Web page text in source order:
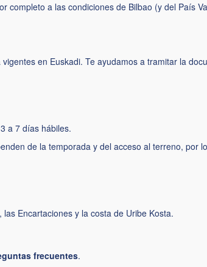
completo a las condiciones de Bilbao (y del País
en Euskadi. Te ayudamos a tramitar la
a 7 días hábiles.
de la temporada y del acceso al terreno, por
Encartaciones y la costa de Uribe Kosta.
frecuentes.